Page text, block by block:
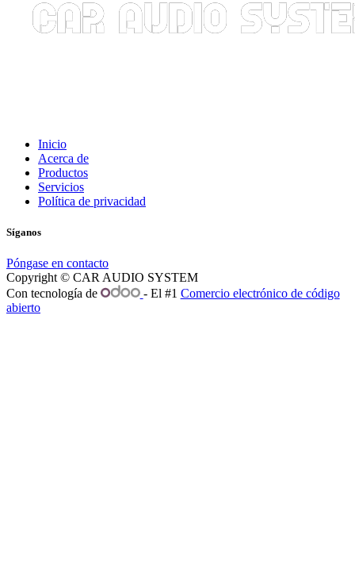
Inicio
Acerca de
Productos
Servicios
Política de privacidad
Síganos
Póngase en contacto
Copyright © CAR AUDIO SYSTEM
Con tecnología de
- El #1 Comercio electrónico de código
abierto